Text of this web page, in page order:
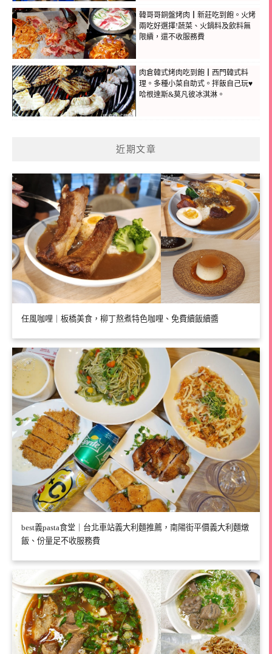
韓哥哥銅盤烤肉┃新莊吃到飽。火烤
兩吃好選擇!蔬菜、火鍋料及飲料無
限續，還不收服務費
肉倉韓式烤肉吃到飽┃西門韓式料
理。多種小菜自助式。拌飯自己玩♥
哈根達斯&莫凡彼冰淇淋。
近期文章
任風咖哩｜板橋美食，柳丁熬煮特色咖哩、免費續飯續醬
best義pasta食堂｜台北車站義大利麵推薦，南陽街平價義大利麵燉
飯、份量足不收服務費